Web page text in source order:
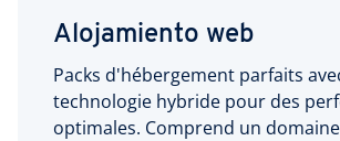
Alojamiento web
Packs d'hébergement parfaits
technologie hybride pour des
optimales. Comprend un